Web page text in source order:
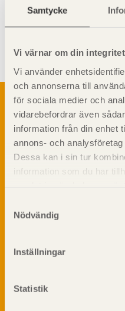
Samtycke
Vi värnar om din integritet
Vi använder
och annonserna till
för sociala medier och
vidarebefordrar även
information från din enhet
annons- och
Dessa kan i sin tur
information som du har
Nödvändig
Inställningar
Statistik
Om trä
Materialet trä
Skogsbruk
Barrträdets
Träets egenskaper
Kemisk behandling
Fakta om Limträ
Fukt
Ljud
TräGuiden är den
materialet trä samt
med trä.
Prenumerera på